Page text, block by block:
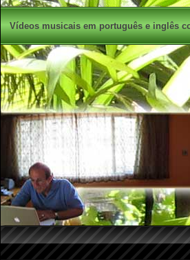
Vídeos musicais em português e inglês